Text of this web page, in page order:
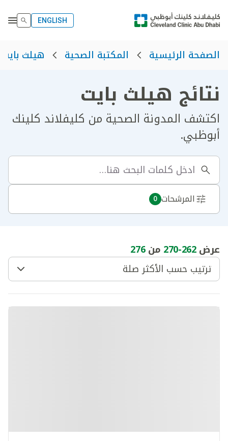
ENGLISH
الصفحة الرئيسية المكتبة الصحية هيلث بايت
نتائج هيلث بايت
اكتشف المدونة الصحية من كليفلاند كلينك
أبوظبي.
المرشحات 0
عرض262
-
270 من276
ترتيب حسب الأكثر صلة